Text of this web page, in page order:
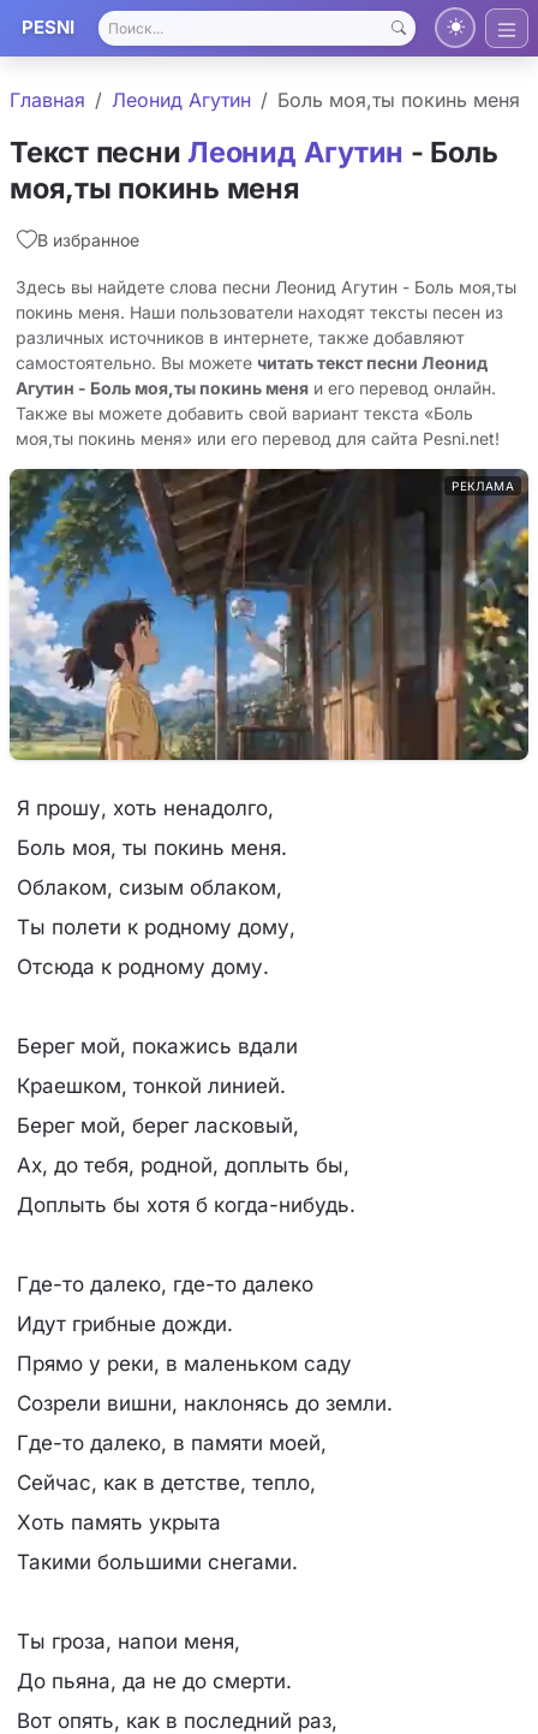
PESNI
Главная Леонид Агутин Боль моя,ты покинь меня
Текст песниЛеонид Агутин - Боль
моя,ты покинь меня
В избранное
Здесь вы найдете слова песни Леонид Агутин - Боль моя,ты
покинь меня. Наши пользователи находят тексты песен из
различных источников в интернете, также добавляют
самостоятельно. Вы можете читать текст песни Леонид
Агутин - Боль моя,ты покинь меня и его перевод онлайн.
Также вы можете добавить свой вариант текста «Боль
моя,ты покинь меня» или его перевод для сайта Pesni.net!
РЕКЛАМА
Я прошу, хоть ненадолго,
Боль моя, ты покинь меня.
Облаком, сизым облаком,
Ты полети к родному дому,
Отсюда к родному дому.
Берег мой, покажись вдали
Краешком, тонкой линией.
Берег мой, берег ласковый,
Ах, до тебя, родной, доплыть бы,
Доплыть бы хотя б когда-нибудь.
Где-то далеко, где-то далеко
Идут грибные дожди.
Прямо у реки, в маленьком саду
Созрели вишни, наклонясь до земли.
Где-то далеко, в памяти моей,
Сейчас, как в детстве, тепло,
Хоть память укрыта
Такими большими снегами.
Ты гроза, напои меня,
До пьяна, да не до смерти.
Вот опять, как в последний раз,